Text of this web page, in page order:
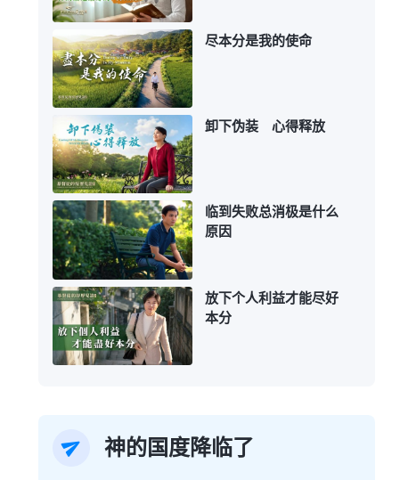
尽本分是我的使命
卸下伪装 心得释放
临到失败总消极是什么
原因
放下个人利益才能尽好
本分
神的国度降临了